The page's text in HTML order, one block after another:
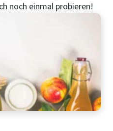
noch einmal probieren!